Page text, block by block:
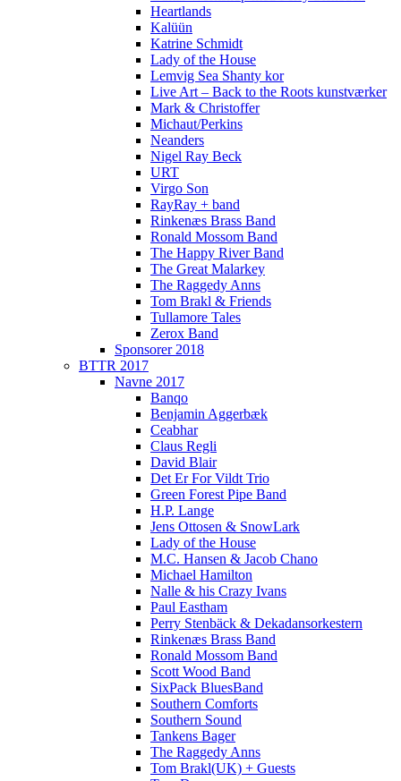
Heartlands
Kalüün
Katrine Schmidt
Lady of the House
Lemvig Sea Shanty kor
Live Art – Back to the Roots kunstværker
Mark & Christoffer
Michaut/Perkins
Neanders
Nigel Ray Beck
URT
Virgo Son
RayRay + band
Rinkenæs Brass Band
Ronald Mossom Band
The Happy River Band
The Great Malarkey
The Raggedy Anns
Tom Brakl & Friends
Tullamore Tales
Zerox Band
Sponsorer 2018
BTTR 2017
Navne 2017
Banqo
Benjamin Aggerbæk
Ceabhar
Claus Regli
David Blair
Det Er For Vildt Trio
Green Forest Pipe Band
H.P. Lange
Jens Ottosen & SnowLark
Lady of the House
M.C. Hansen & Jacob Chano
Michael Hamilton
Nalle & his Crazy Ivans
Paul Eastham
Perry Stenbäck & Dekadansorkestern
Rinkenæs Brass Band
Ronald Mossom Band
Scott Wood Band
SixPack BluesBand
Southern Comforts
Southern Sound
Tankens Bager
The Raggedy Anns
Tom Brakl(UK) + Guests